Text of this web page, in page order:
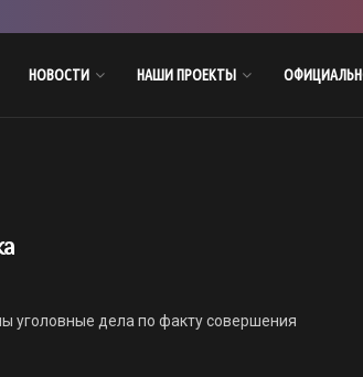
НОВОСТИ НАШИ ПРОЕКТЫ
уголовные дела по факту совершения